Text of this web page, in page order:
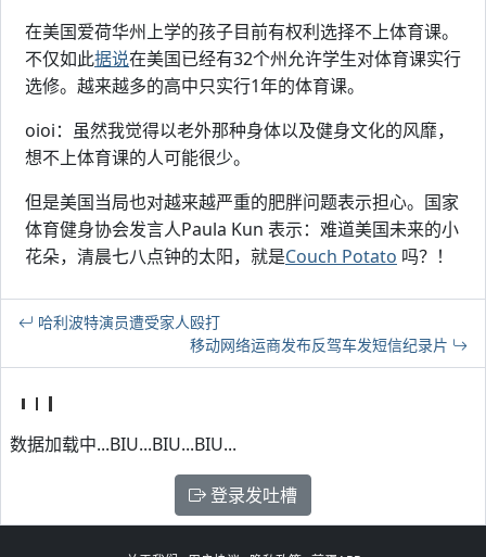
在美国爱荷华州上学的孩子目前有权利选择不上体育课。
不仅如此据说在美国已经有32个州允许学生对体育课实行
选修。越来越多的高中只实行1年的体育课。
oioi：虽然我觉得以老外那种身体以及健身文化的风靡，
想不上体育课的人可能很少。
但是美国当局也对越来越严重的肥胖问题表示担心。国家
体育健身协会发言人Paula Kun 表示：难道美国未来的小
花朵，清晨七八点钟的太阳，就是Couch Potato 吗？！
哈利波特演员遭受家人殴打
移动网络运商发布反驾车发短信纪录片
数据加载中...BIU...BIU...BIU...
登录发吐槽